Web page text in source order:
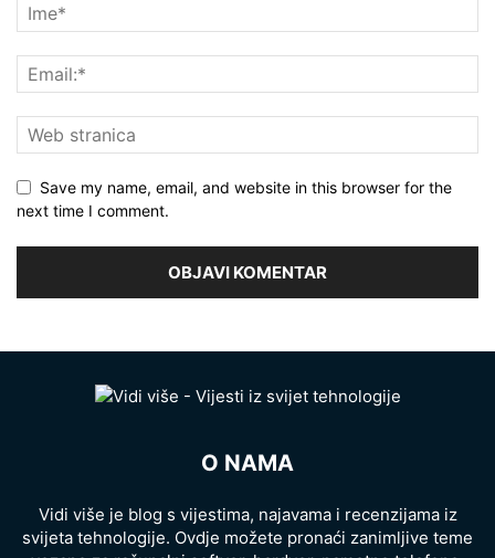
Save my name, email, and website in this browser for the
next time I comment.
O NAMA
Vidi više je blog s vijestima, najavama i recenzijama iz
svijeta tehnologije. Ovdje možete pronaći zanimljive teme